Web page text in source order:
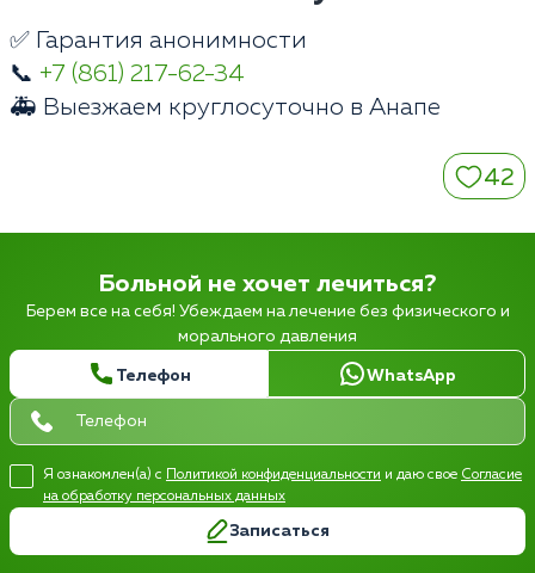
✅ Гарантия анонимности
📞 +7 (861) 217-62-34
🚑 Выезжаем круглосуточно в Анапе
42
Больной не хочет лечиться?
Берем все на себя! Убеждаем на лечение без физического и
морального давления
Телефон WhatsApp
Я ознакомлен(а) с Политикой конфиденциальности и даю свое Согласие
на обработку персональных данных
Записаться